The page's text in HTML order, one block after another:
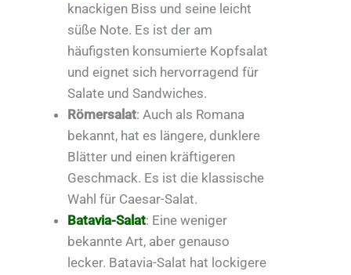
knackigen Biss und seine leicht
süße Note. Es ist der am
häufigsten konsumierte Kopfsalat
und eignet sich hervorragend für
Salate und Sandwiches.
Römersalat: Auch als Romana
bekannt, hat es längere, dunklere
Blätter und einen kräftigeren
Geschmack. Es ist die klassische
Wahl für Caesar-Salat.
Batavia-Salat: Eine weniger
bekannte Art, aber genauso
lecker. Batavia-Salat hat lockigere